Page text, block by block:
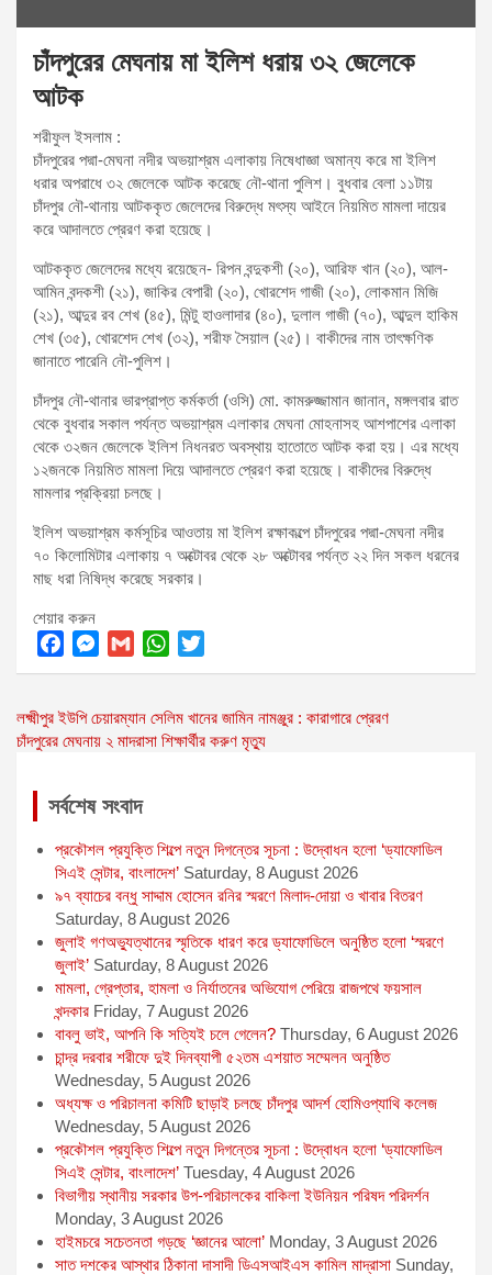
চাঁদপুরের মেঘনায় মা ইলিশ ধরায় ৩২ জেলেকে
আটক
শরীফুল ইসলাম :
চাঁদপুরের পদ্মা-মেঘনা নদীর অভয়াশ্রম এলাকায় নিষেধাজ্ঞা অমান্য করে মা ইলিশ
ধরার অপরাধে ৩২ জেলেকে আটক করেছে নৌ-থানা পুলিশ। বুধবার বেলা ১১টায়
চাঁদপুর নৌ-থানায় আটককৃত জেলেদের বিরুদ্ধে মৎস্য আইনে নিয়মিত মামলা দায়ের
করে আদালতে প্রেরণ করা হয়েছে।
আটককৃত জেলেদের মধ্যে রয়েছেন- রিপন বন্দুকশী (২০), আরিফ খান (২০), আল-
আমিন বন্দকশী (২১), জাকির বেপারী (২০), খোরশেদ গাজী (২০), লোকমান মিজি
(২১), আব্দুর রব শেখ (৪৫), মিন্টু হাওলাদার (৪০), দুলাল গাজী (৭০), আব্দুল হাকিম
শেখ (৩৫), খোরশেদ শেখ (৩২), শরীফ সৈয়াল (২৫)। বাকীদের নাম তাৎক্ষণিক
জানাতে পারেনি নৌ-পুলিশ।
চাঁদপুর নৌ-থানার ভারপ্রাপ্ত কর্মকর্তা (ওসি) মো. কামরুজ্জামান জানান, মঙ্গলবার রাত
থেকে বুধবার সকাল পর্যন্ত অভয়াশ্রম এলাকার মেঘনা মোহনাসহ আশপাশের এলাকা
থেকে ৩২জন জেলেকে ইলিশ নিধনরত অবস্থায় হাতোতে আটক করা হয়। এর মধ্যে
১২জনকে নিয়মিত মামলা দিয়ে আদালতে প্রেরণ করা হয়েছে। বাকীদের বিরুদ্ধে
মামলার প্রক্রিয়া চলছে।
ইলিশ অভয়াশ্রম কর্মসূচির আওতায় মা ইলিশ রক্ষাকল্পে চাঁদপুরের পদ্মা-মেঘনা নদীর
৭০ কিলোমিটার এলাকায় ৭ অক্টোবর থেকে ২৮ অক্টোবর পর্যন্ত ২২ দিন সকল ধরনের
মাছ ধরা নিষিদ্ধ করেছে সরকার।
শেয়ার করুন
F
c
e
k
M
s
s
n
e
r
G
a
i
W
a
t
A
p
T
i
t
Post
navigation
লক্ষ্মীপুর ইউপি চেয়ারম্যান সেলিম খানের জামিন নামঞ্জুর : কারাগারে প্রেরণ
চাঁদপুরের মেঘনায় ২ মাদরাসা শিক্ষার্থীর করুণ মৃত্যু
সর্বশেষ সংবাদ
প্রকৌশল প্রযুক্তি শিল্পে নতুন দিগন্তের সূচনা : উদ্বোধন হলো ‘ড্যাফোডিল
সিএই সেন্টার, বাংলাদেশ’ Saturday, 8 August 2026
৯৭ ব্যাচের বন্ধু সাদ্দাম হোসেন রনির স্মরণে মিলাদ-দোয়া ও খাবার বিতরণ
Saturday, 8 August 2026
জুলাই গণঅভ্যুত্থানের স্মৃতিকে ধারণ করে ড্যাফোডিলে অনুষ্ঠিত হলো ‘স্মরণে
জুলাই’ Saturday, 8 August 2026
মামলা, গ্রেপ্তার, হামলা ও নির্যাতনের অভিযোগ পেরিয়ে রাজপথে ফয়সাল
খন্দকার Friday, 7 August 2026
বাবলু ভাই, আপনি কি সত্যিই চলে গেলেন? Thursday, 6 August 2026
চান্দ্র দরবার শরীফে দুই দিনব্যাপী ৫২তম এশয়াত সম্মেলন অনুষ্ঠিত
Wednesday, 5 August 2026
অধ্যক্ষ ও পরিচালনা কমিটি ছাড়াই চলছে চাঁদপুর আদর্শ হোমিওপ্যাথি কলেজ
Wednesday, 5 August 2026
প্রকৌশল প্রযুক্তি শিল্পে নতুন দিগন্তের সূচনা : উদ্বোধন হলো ‘ড্যাফোডিল
সিএই সেন্টার, বাংলাদেশ’ Tuesday, 4 August 2026
বিভাগীয় স্থানীয় সরকার উপ-পরিচালকের বাকিলা ইউনিয়ন পরিষদ পরিদর্শন
Monday, 3 August 2026
হাইমচরে সচেতনতা গড়ছে ‘জ্ঞানের আলো’ Monday, 3 August 2026
সাত দশকের আস্থার ঠিকানা দাসাদী ডিএসআইএস কামিল মাদ্রাসা Sunday,